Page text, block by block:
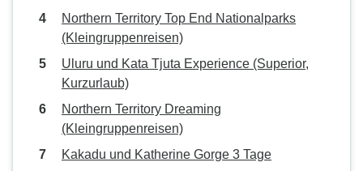
Northern Territory Top End Nationalparks
(Kleingruppenreisen)
Uluru und Kata Tjuta Experience (Superior,
Kurzurlaub)
Northern Territory Dreaming
(Kleingruppenreisen)
Kakadu und Katherine Gorge 3 Tage